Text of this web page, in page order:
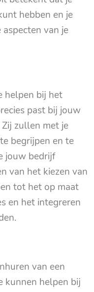
hebben en je
van je
helpen bij het
past bij jouw
zullen met je
begrijpen en te
jouw bedrijf
van het kiezen van
tot het op maat
en het integreren
van een
kunnen helpen bij